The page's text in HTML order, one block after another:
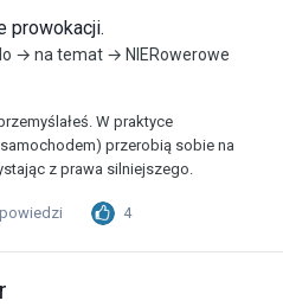
prowokacji.
→ na temat → NIERowerowe
W praktyce
przerobią sobie na
z prawa silniejszego.
4